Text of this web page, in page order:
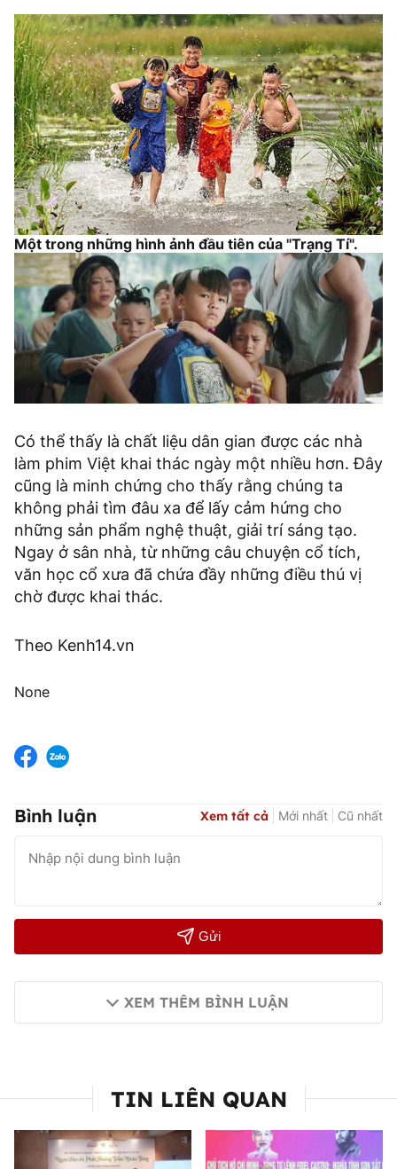
Một trong những hình ảnh đầu tiên của "Trạng Tí".
Có thể thấy là chất liệu dân gian được các nhà
làm phim Việt khai thác ngày một nhiều hơn. Đây
cũng là minh chứng cho thấy rằng chúng ta
không phải tìm đâu xa để lấy cảm hứng cho
những sản phẩm nghệ thuật, giải trí sáng tạo.
Ngay ở sân nhà, từ những câu chuyện cổ tích,
văn học cổ xưa đã chứa đầy những điều thú vị
chờ được khai thác.
Theo Kenh14.vn
None
Bình luận Xem tất cả Mới nhất Cũ nhất
Gửi
XEM THÊM BÌNH LUẬN
TIN LIÊN QUAN